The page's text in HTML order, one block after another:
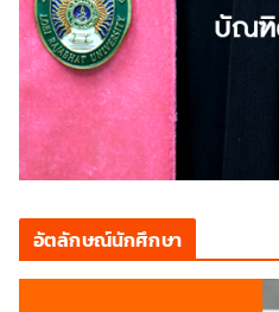
อัตลักษณ์นักศึกษา